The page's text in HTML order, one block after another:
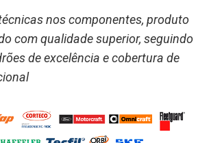
nos componentes, produto
com qualidade superior, seguindo
de excelência e cobertura de